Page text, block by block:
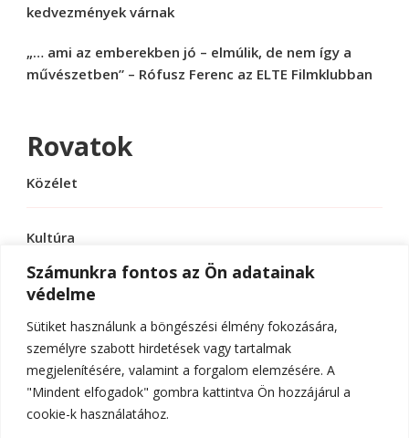
Számunkra fontos az Ön adatainak
védelme
Sütiket használunk a böngészési élmény fokozására,
személyre szabott hirdetések vagy tartalmak
megjelenítésére, valamint a forgalom elemzésére. A
"Mindent elfogadok" gombra kattintva Ön hozzájárul a
cookie-k használatához.
kedvezmények várnak
„… ami az emberekben jó – elmúlik, de nem így a
művészetben” – Rófusz Ferenc az ELTE Filmklubban
Rovatok
Közélet
Kultúra
Sport
Tudomány